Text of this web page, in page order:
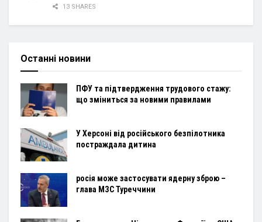
13 SHARES
Останні новини
ПФУ та підтвердження трудового стажу:
що зміниться за новими правилами
У Херсоні від російського безпілотника
постраждала дитина
росія може застосувати ядерну зброю –
глава МЗС Туреччини